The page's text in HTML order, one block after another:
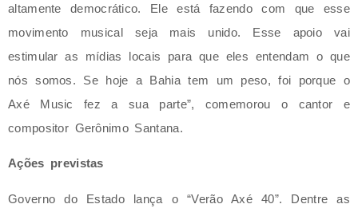
altamente democrático. Ele está fazendo com que esse
movimento musical seja mais unido. Esse apoio vai
estimular as mídias locais para que eles entendam o que
nós somos. Se hoje a Bahia tem um peso, foi porque o
Axé Music fez a sua parte”, comemorou o cantor e
compositor Gerônimo Santana.
Ações previstas
Governo do Estado lança o “Verão Axé 40”. Dentre as